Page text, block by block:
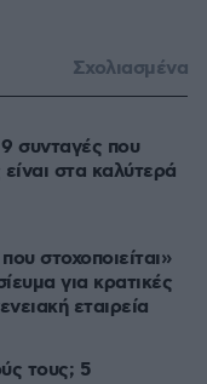
Σχολιασμένα
συνταγές που
στα καλύτερά
στοχοποιείται»
για κρατικές
εταιρεία
τους; 5